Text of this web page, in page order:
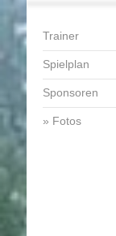
Trainer
Spielplan
Sponsoren
Fotos